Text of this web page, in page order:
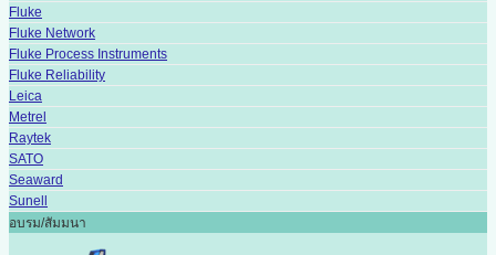
Fluke
Fluke Network
Fluke Process Instruments
Fluke Reliability
Leica
Metrel
Raytek
SATO
Seaward
Sunell
อบรม/สัมมนา